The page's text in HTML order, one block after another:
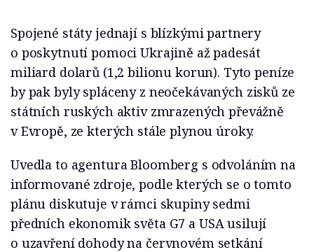
Spojené státy jednají s blízkými partnery
o poskytnutí pomoci Ukrajině až padesát
miliard dolarů (1,2 bilionu korun). Tyto peníze
by pak byly spláceny z neočekávaných zisků ze
státních ruských aktiv zmrazených převážně
v Evropě, ze kterých stále plynou úroky.
Uvedla to agentura Bloomberg s odvoláním na
informované zdroje, podle kterých se o tomto
plánu diskutuje v rámci skupiny sedmi
předních ekonomik světa G7 a USA usilují
o uzavření dohody na červnovém setkání